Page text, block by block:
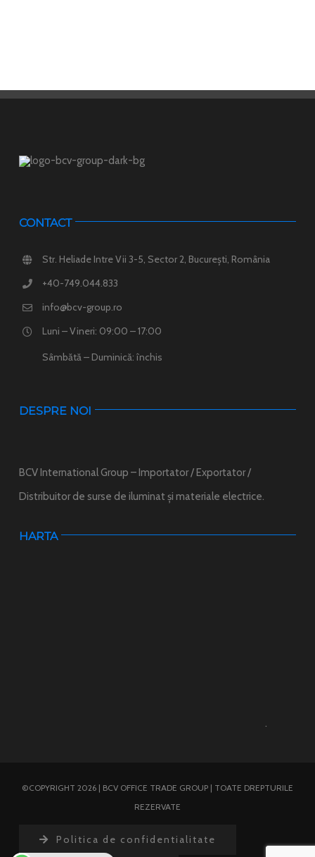
DESPRE NOI
BCV International Group – Importator / Exportator /
Distribuitor de surse de iluminat și materiale electrice.
CONTACT
Str. Heliade Intre Vii 3-5, Sector 2, București, România
+40-749.044.833
info@bcv-group.ro
Luni – Vineri: 09:00 – 17:00
Sâmbătă – Duminică: închis
HARTA
.
©COPYRIGHT 2026 | BCV OFFICE TRADE GROUP | TOATE DREPTURILE
REZERVATE
Politica de confidentialitate